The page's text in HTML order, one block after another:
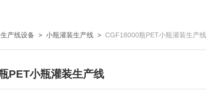
产线设备 > 小瓶灌装生产线 > CGF18000瓶PET小瓶灌装生产线
PET小瓶灌装生产线